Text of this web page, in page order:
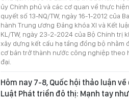
ủy Chính phủ và các cơ quan về thực
quyết số 13-NQ/TW, ngày 16-1-2012 của
hành Trung ương Đảng khóa XI và Kết
KL/TW, ngày 23-2-2024 của Bộ Chính trị
xây dựng kết cấu hạ tầng đồng bộ nhằm
cơ bản trở thành nước công nghiệp theo
đại.
Hôm nay 7-8, Quốc hội thảo luận
Luật Phát triển đô thị: Mạnh tay